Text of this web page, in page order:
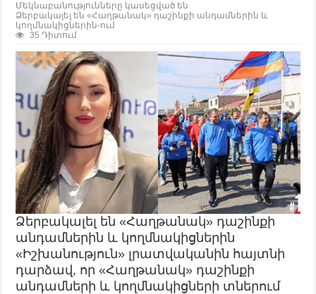
Մեկնաբանությունները կասեցված են
Ձերբակալել են «Հաղթանակ» դաշինքի անդամներին և
կողմնակիցներին-ում
35 Դիտում
Ձերբակալել են «Հաղթանակ» դաշինքի
անդամներին և կողմնակիցներին
«Իշխանություն» լրատվականին հայտնի
դարձավ, որ «Հաղթանակ» դաշինքի
անդամների և կողմնակիցների տներում